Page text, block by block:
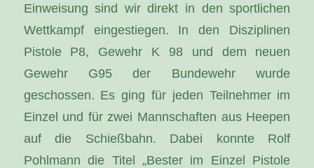
Einweisung sind wir direkt in den sportlichen
Wettkampf eingestiegen. In den Disziplinen
Pistole P8, Gewehr K 98 und dem neuen
Gewehr G95 der Bundewehr wurde
geschossen. Es ging für jeden Teilnehmer im
Einzel und für zwei Mannschaften aus Heepen
auf die Schießbahn. Dabei konnte Rolf
Pohlmann die Titel „Bester im Einzel Pistole